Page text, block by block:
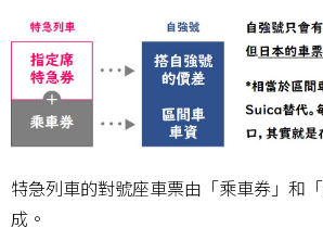
特急列車的對號座車票由「乘車券」和
成。